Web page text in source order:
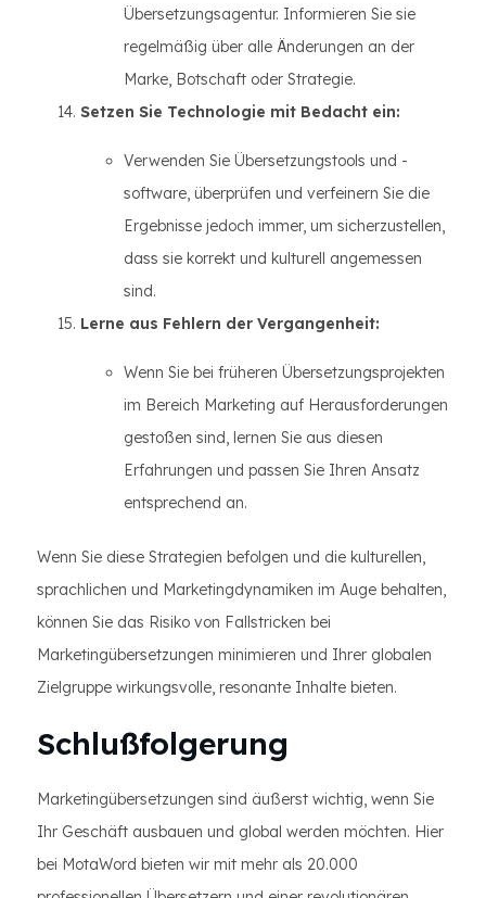
Übersetzungsagentur. Informieren Sie sie
regelmäßig über alle Änderungen an der
Marke, Botschaft oder Strategie.
Setzen Sie Technologie mit Bedacht ein:
Verwenden Sie Übersetzungstools und -
software, überprüfen und verfeinern Sie die
Ergebnisse jedoch immer, um sicherzustellen,
dass sie korrekt und kulturell angemessen
sind.
Lerne aus Fehlern der Vergangenheit:
Wenn Sie bei früheren Übersetzungsprojekten
im Bereich Marketing auf Herausforderungen
gestoßen sind, lernen Sie aus diesen
Erfahrungen und passen Sie Ihren Ansatz
entsprechend an.
Wenn Sie diese Strategien befolgen und die kulturellen,
sprachlichen und Marketingdynamiken im Auge behalten,
können Sie das Risiko von Fallstricken bei
Marketingübersetzungen minimieren und Ihrer globalen
Zielgruppe wirkungsvolle, resonante Inhalte bieten.
Schlußfolgerung
Marketingübersetzungen sind äußerst wichtig, wenn Sie
Ihr Geschäft ausbauen und global werden möchten. Hier
bei MotaWord bieten wir mit mehr als 20.000